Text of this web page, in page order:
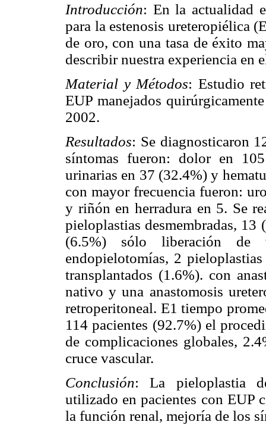
Introducción: En la actualidad
para la estenosis ureteropiélica
de oro, con una tasa de éxito
describir nuestra experiencia en
Material y Métodos: Estudio
EUP manejados
2002.
Resultados: Se diagnosticaron
síntomas fueron: dolor en
urinarias en 37 (32.4%) y
con mayor frecuencia fueron:
y riñón en herradura en 5. Se
pieloplastias desmembradas,
(6.5%) sólo liberación de
endopielotomías, 2
transplantados (1.6%). con
nativo y una anastomosis
retroperitoneal. E1 tiempo
114 pacientes (92.7%) el
de complicaciones globales,
cruce vascular.
Conclusión: La pieloplastia
utilizado en pacientes con EUP
la función renal, mejoría de los